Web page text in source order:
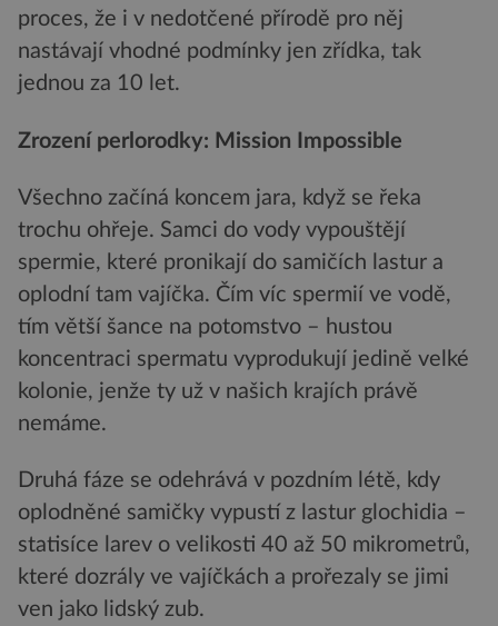
proces, že i v nedotčené přírodě pro něj
nastávají vhodné podmínky jen zřídka, tak
jednou za 10 let.
Zrození perlorodky: Mission Impossible
Všechno začíná koncem jara, když se řeka
trochu ohřeje. Samci do vody vypouštějí
spermie, které pronikají do samičích lastur a
oplodní tam vajíčka. Čím víc spermií ve vodě,
tím větší šance na potomstvo – hustou
koncentraci spermatu vyprodukují jedině velké
kolonie, jenže ty už v našich krajích právě
nemáme.
Druhá fáze se odehrává v pozdním létě, kdy
oplodněné samičky vypustí z lastur glochidia –
statisíce larev o velikosti 40 až 50 mikrometrů,
které dozrály ve vajíčkách a prořezaly se jimi
ven jako lidský zub.